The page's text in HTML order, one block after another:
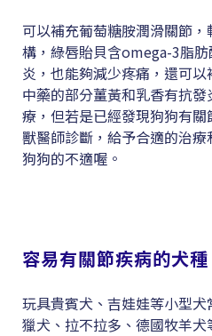
可以補充葡萄糖胺潤滑關節
構，綠唇貽貝含omega-3脂肪
炎，也能夠減少疼痛，還可以
中藥的部分薑黃和乳香有抗
療，但若是已經發現狗狗有
獸醫師診斷，給予合適的治
狗狗的不適喔。
容易有關節疾病的犬種
玩具貴賓犬、吉娃娃等小型
獵犬、拉不拉多、德國牧羊